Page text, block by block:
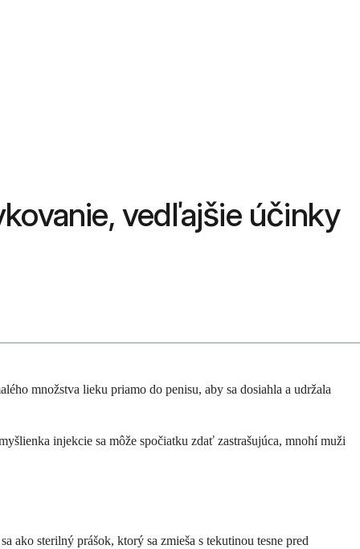
vedľajšie účinky
množstva lieku priamo do penisu, aby sa dosiahla a udržala
injekcie sa môže spočiatku zdať zastrašujúca, mnohí muži
ako sterilný prášok, ktorý sa zmieša s tekutinou tesne pred